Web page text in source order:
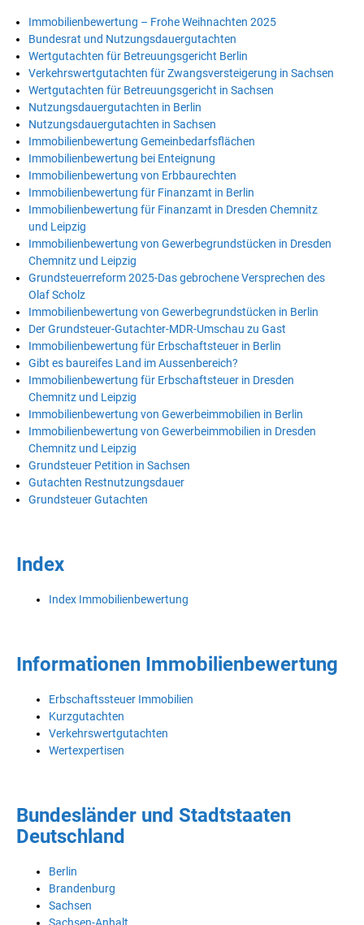
Immobilienbewertung – Frohe Weihnachten 2025
Bundesrat und Nutzungsdauergutachten
Wertgutachten für Betreuungsgericht Berlin
Verkehrswertgutachten für Zwangsversteigerung in Sachsen
Wertgutachten für Betreuungsgericht in Sachsen
Nutzungsdauergutachten in Berlin
Nutzungsdauergutachten in Sachsen
Immobilienbewertung Gemeinbedarfsflächen
Immobilienbewertung bei Enteignung
Immobilienbewertung von Erbbaurechten
Immobilienbewertung für Finanzamt in Berlin
Immobilienbewertung für Finanzamt in Dresden Chemnitz
und Leipzig
Immobilienbewertung von Gewerbegrundstücken in Dresden
Chemnitz und Leipzig
Grundsteuerreform 2025-Das gebrochene Versprechen des
Olaf Scholz
Immobilienbewertung von Gewerbegrundstücken in Berlin
Der Grundsteuer-Gutachter-MDR-Umschau zu Gast
Immobilienbewertung für Erbschaftsteuer in Berlin
Gibt es baureifes Land im Aussenbereich?
Immobilienbewertung für Erbschaftsteuer in Dresden
Chemnitz und Leipzig
Immobilienbewertung von Gewerbeimmobilien in Berlin
Immobilienbewertung von Gewerbeimmobilien in Dresden
Chemnitz und Leipzig
Grundsteuer Petition in Sachsen
Gutachten Restnutzungsdauer
Grundsteuer Gutachten
Index
Index Immobilienbewertung
Informationen Immobilienbewertung
Erbschaftssteuer Immobilien
Kurzgutachten
Verkehrswertgutachten
Wertexpertisen
Bundesländer und Stadtstaaten
Deutschland
Berlin
Brandenburg
Sachsen